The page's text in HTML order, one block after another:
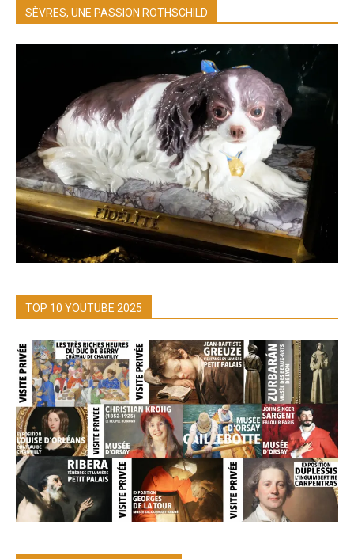
SÈVRES, UNE PASSION ROTHSCHILD
TOP 10 YOUTUBE 2025